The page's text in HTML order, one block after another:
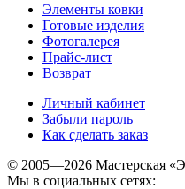
Элементы ковки
Готовые изделия
Фотогалерея
Прайс-лист
Возврат
Личный кабинет
Забыли пароль
Как сделать заказ
© 2005—2026 Мастерская
Мы в социальных сетях: